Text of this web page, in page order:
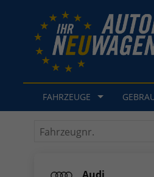
FAHRZEUGE
Fahrzeugnr.